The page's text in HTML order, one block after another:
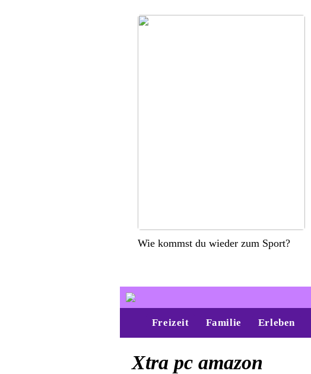
Wie kommst du wieder zum Sport?
Freizeit Familie Erleben
Xtra pc amazon